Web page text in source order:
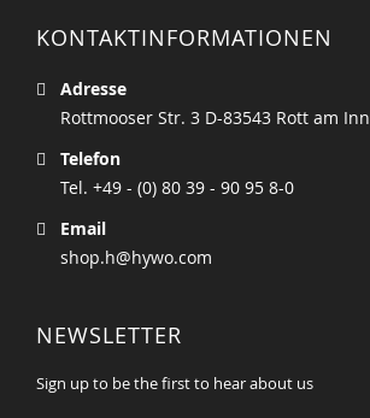
KONTAKTINFORMATIONEN
Adresse
Rottmooser Str. 3 D-83543 Rott am Inn
Telefon
Tel. +49 - (0) 80 39 - 90 95 8-0
Email
shop.h@hywo.com
NEWSLETTER
Sign up to be the first to hear about us